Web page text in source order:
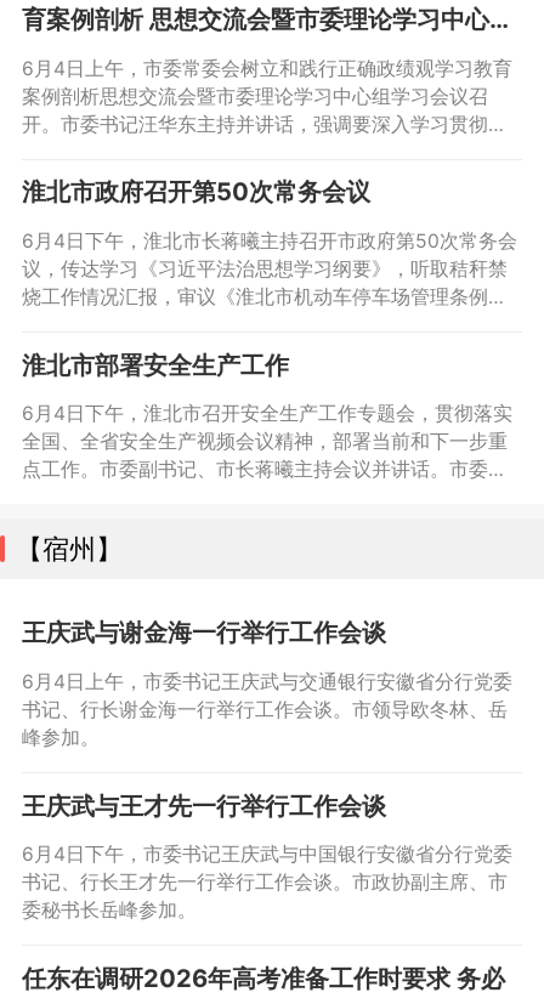
育案例剖析 思想交流会暨市委理论学习中心组
学习会议召开 汪华东主持并讲话 汤春和到会指
导 蒋曦出席
6月4日上午，市委常委会树立和践行正确政绩观学习教育
案例剖析思想交流会暨市委理论学习中心组学习会议召
开。市委书记汪华东主持并讲话，强调要深入学习贯彻习
安徽重要讲话精神，对照正反面典型案例检身正己，切实
增强树立和践行正确政绩观的思想自觉和行动自觉。省委
第一督导组组长汤春和到会指导并作点评讲话，副组长温
和到会指导。市委副书记、市长蒋曦，市人大常委会主任
淮北市政府召开第50次常务会议
6月4日下午，淮北市长蒋曦主持召开市政府第50次常务会
议，传达学习《习近平法治思想学习纲要》，听取秸秆禁
烧工作情况汇报，审议《淮北市机动车停车场管理条例
淮北市部署安全生产工作
6月4日下午，淮北市召开安全生产工作专题会，贯彻落实
全国、全省安全生产视频会议精神，部署当前和下一步重
点工作。市委副书记、市长蒋曦主持会议并讲话。市委常
【宿州】
王庆武与谢金海一行举行工作会谈
6月4日上午，市委书记王庆武与交通银行安徽省分行党委
书记、行长谢金海一行举行工作会谈。市领导欧冬林、岳
峰参加。
王庆武与王才先一行举行工作会谈
6月4日下午，市委书记王庆武与中国银行安徽省分行党委
书记、行长王才先一行举行工作会谈。市政协副主席、市
委秘书长岳峰参加。
任东在调研2026年高考准备工作时要求 务必